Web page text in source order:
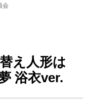
会
え人形は
浴衣ver.